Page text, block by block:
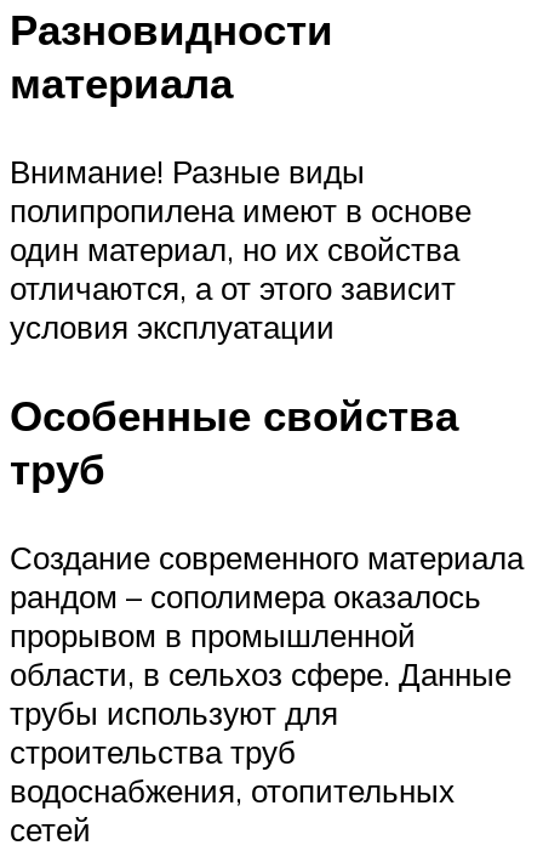
Разновидности
материала
Внимание! Разные виды
полипропилена имеют в основе
один материал, но их свойства
отличаются, а от этого зависит
условия эксплуатации
Особенные свойства
труб
Создание современного материала
рандом – сополимера оказалось
прорывом в промышленной
области, в сельхоз сфере. Данные
трубы используют для
строительства труб
водоснабжения, отопительных
сетей